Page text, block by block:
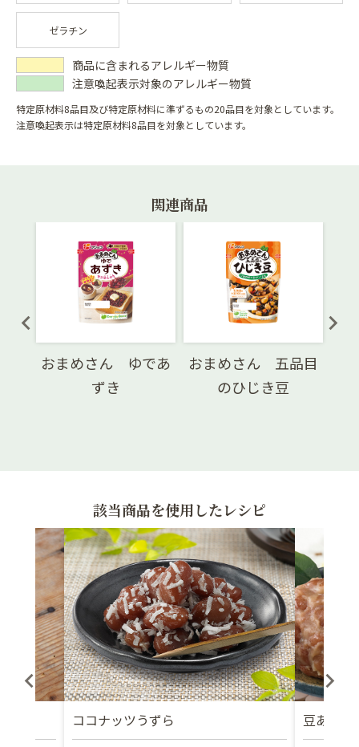
ゼラチン
商品に含まれるアレルギー物質
注意喚起表示対象のアレルギー物質
特定原材料8品目及び特定原材料に準ずるもの20品目を対象としています。
注意喚起表示は特定原材料8品目を対象としています。
関連商品
おまめさん ゆであ
ずき
おまめさん 五品目
のひじき豆
該当商品を使用したレシピ
ココナッツうずら 豆あんお